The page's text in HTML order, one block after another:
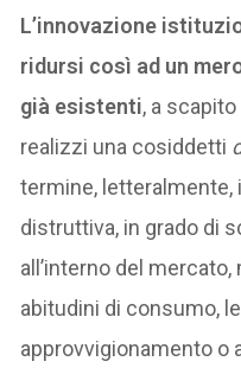
L’innovazione
ridursi così ad un
già esistenti, a
realizzi una cosiddetti
termine, letteralmente,
distruttiva, in grado di
all’interno del
abitudini di consumo,
approvvigionamento o